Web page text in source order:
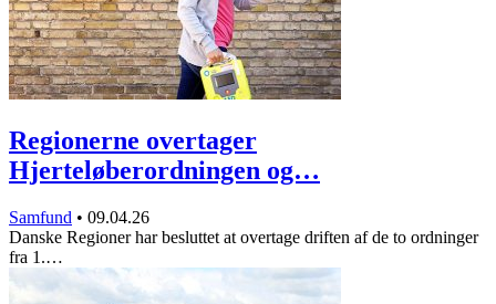
Regionerne overtager
Hjerteløberordningen og…
Samfund • 09.04.26
Danske Regioner har besluttet at overtage driften af de to ordninger
fra 1.…